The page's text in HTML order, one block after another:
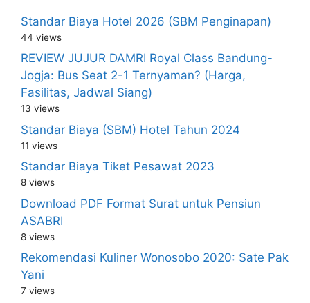
Standar Biaya Hotel 2026 (SBM Penginapan)
44 views
REVIEW JUJUR DAMRI Royal Class Bandung-
Jogja: Bus Seat 2-1 Ternyaman? (Harga,
Fasilitas, Jadwal Siang)
13 views
Standar Biaya (SBM) Hotel Tahun 2024
11 views
Standar Biaya Tiket Pesawat 2023
8 views
Download PDF Format Surat untuk Pensiun
ASABRI
8 views
Rekomendasi Kuliner Wonosobo 2020: Sate Pak
Yani
7 views